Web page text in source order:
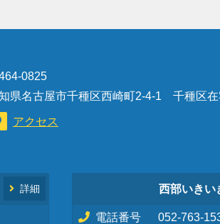
0825
県名古屋市千種区西崎町2-4-1 千種区
アクセス
詳細 西部いきい
電話番号 052-763-